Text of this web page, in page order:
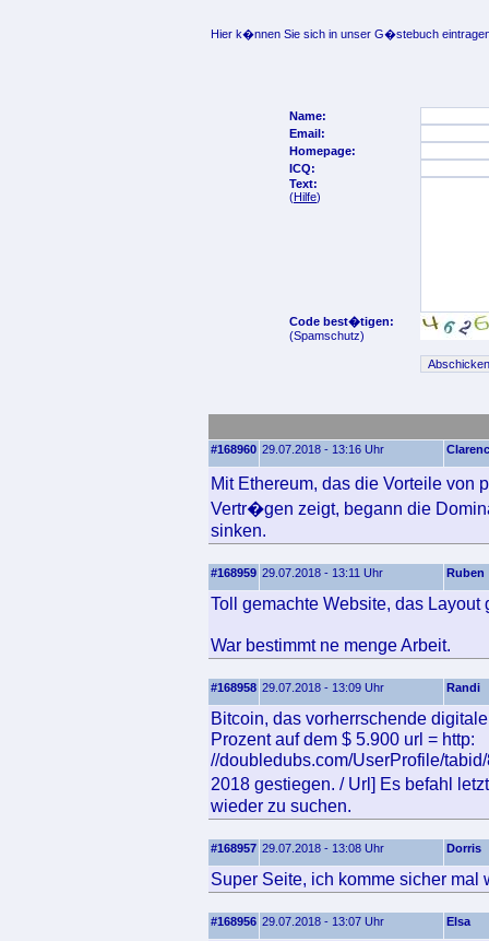
Hier k�nnen Sie sich in unser G�stebuch
Name:
Email:
Homepage:
ICQ:
Text:
(Hilfe)
Code best�tigen:
(Spamschutz)
#168960 29.07.2018 - 13:16 Uhr
Mit Ethereum, das die Vorteile
Vertr�gen zeigt, begann die
sinken.
#168959 29.07.2018 - 13:11 Uhr Ruben
Toll gemachte Website, das Layout
War bestimmt ne menge Arbeit.
#168958 29.07.2018 - 13:09 Uhr Randi
Bitcoin, das vorherrschende
Prozent auf dem $ 5.900 url = http:
//doubledubs.com/UserProfile/
2018 gestiegen. / Url] Es befahl
wieder zu suchen.
#168957 29.07.2018 - 13:08 Uhr Dorris
Super Seite, ich komme sicher mal
#168956 29.07.2018 - 13:07 Uhr Elsa